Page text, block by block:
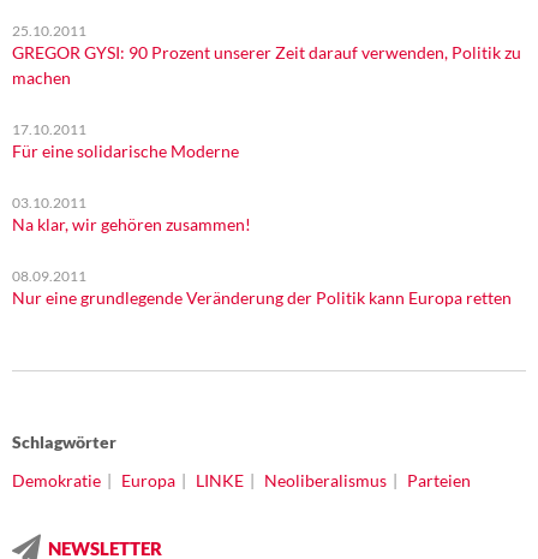
25.10.2011
GREGOR GYSI: 90 Prozent unserer Zeit darauf verwenden, Politik zu
machen
17.10.2011
Für eine solidarische Moderne
03.10.2011
Na klar, wir gehören zusammen!
08.09.2011
Nur eine grundlegende Veränderung der Politik kann Europa retten
Schlagwörter
Demokratie
Europa LINKE Neoliberalismus Parteien
NEWSLETTER